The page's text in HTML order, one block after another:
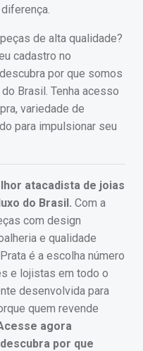
de alta qualidade?
cadastro no
por que somos
Brasil. Tenha acesso
variedade de
para impulsionar seu
atacadista de joias
do Brasil. Com a
com design
e qualidade
é a escolha número
e lojistas em todo o
desenvolvida para
quem revende
agora
por que